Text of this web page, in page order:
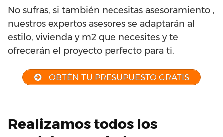
No sufras, si también necesitas asesoramiento ,
nuestros expertos asesores se adaptarán al
estilo, vivienda y m2 que necesites y te
ofrecerán el proyecto perfecto para ti.
OBTÉN TU PRESUPUESTO GRATIS
Realizamos todos los